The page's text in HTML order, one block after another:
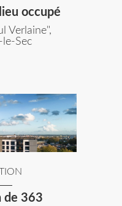
occupé
Verlaine",
Sec
de 363